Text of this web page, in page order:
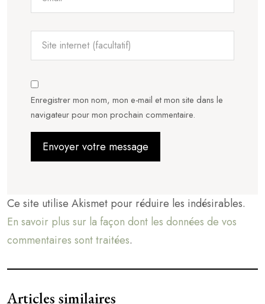
Enregistrer mon nom, mon e-mail et mon site dans le
navigateur pour mon prochain commentaire.
Ce site utilise Akismet pour réduire les indésirables.
En savoir plus sur la façon dont les données de vos
commentaires sont traitées.
Articles similaires